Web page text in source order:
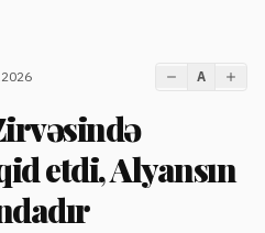
A
etdi, Alyansın